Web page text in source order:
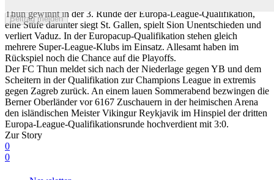
Beitrag melden
Thun gewinnt in der 3. Runde der Europa-League-Qualifikation,
eine Stufe darunter siegt St. Gallen, spielt Sion Unentschieden und
verliert Vaduz. In der Europacup-Qualifikation stehen gleich
mehrere Super-League-Klubs im Einsatz. Allesamt haben im
Rückspiel noch die Chance auf die Playoffs.
Der FC Thun meldet sich nach der Niederlage gegen YB und dem
Scheitern in der Qualifikation zur Champions League in extremis
gegen Zagreb zurück. An einem lauen Sommerabend bezwingen die
Berner Oberländer vor 6167 Zuschauern in der heimischen Arena
den isländischen Meister Vikingur Reykjavik im Hinspiel der dritten
Europa-League-Qualifikationsrunde hochverdient mit 3:0.
Zur Story
0
0